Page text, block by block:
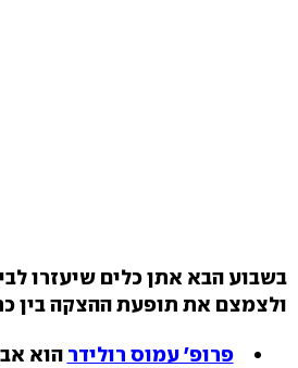
בשבוע הבא אתן כלים שיעזרו
ולצמצם את תופעת ההצקה בין
פרופ' עמוס רולידר הוא